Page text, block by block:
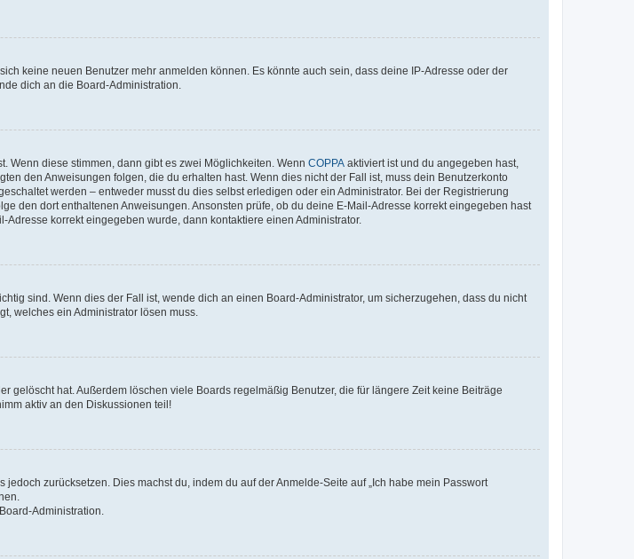
keine neuen Benutzer mehr anmelden können. Es könnte auch sein, dass deine IP-Adresse oder der
dich an die Board-Administration.
Wenn diese stimmen, dann gibt es zwei Möglichkeiten. Wenn COPPA aktiviert ist und du angegeben hast,
den Anweisungen folgen, die du erhalten hast. Wenn dies nicht der Fall ist, muss dein Benutzerkonto
werden – entweder musst du dies selbst erledigen oder ein Administrator. Bei der Registrierung
den dort enthaltenen Anweisungen. Ansonsten prüfe, ob du deine E-Mail-Adresse korrekt eingegeben hast
korrekt eingegeben wurde, dann kontaktiere einen Administrator.
sind. Wenn dies der Fall ist, wende dich an einen Board-Administrator, um sicherzugehen, dass du nicht
welches ein Administrator lösen muss.
hat. Außerdem löschen viele Boards regelmäßig Benutzer, die für längere Zeit keine Beiträge
aktiv an den Diskussionen teil!
zurücksetzen. Dies machst du, indem du auf der Anmelde-Seite auf „Ich habe mein Passwort
Administration.